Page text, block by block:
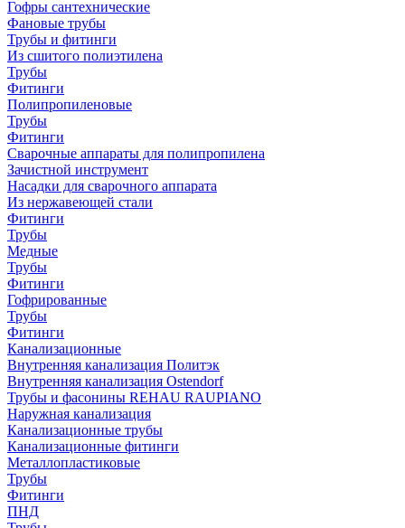
Гофры сантехнические
Фановые трубы
Трубы и фитинги
Из сшитого полиэтилена
Трубы
Фитинги
Полипропиленовые
Трубы
Фитинги
Сварочные аппараты для полипропилена
Зачистной инструмент
Насадки для сварочного аппарата
Из нержавеющей стали
Фитинги
Трубы
Медные
Трубы
Фитинги
Гофрированные
Трубы
Фитинги
Канализационные
Внутренняя канализация Политэк
Внутренняя канализация Ostendorf
Трубы и фасонины REHAU RAUPIANO
Наружная канализация
Канализационные трубы
Канализационные фитинги
Металлопластиковые
Трубы
Фитинги
ПНД